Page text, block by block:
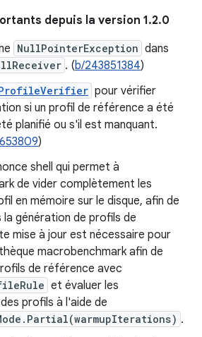
depuis la version 1.2.0
NullPointerException dans
. (b/243851384)
pour vérifier
si un profil de référence a été
planifié ou s'il est manquant.
)
shell qui permet à
de vider complètement les
en mémoire sur le disque, afin de
la génération de profils de
mise à jour est nécessaire pour
macrobenchmark afin de
de référence avec
et évaluer les
profils à l'aide de
.